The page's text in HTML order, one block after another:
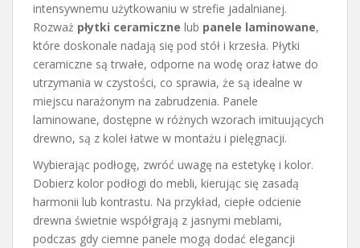
intensywnemu użytkowaniu w strefie jadalnianej.
Rozważ płytki ceramiczne lub panele laminowane,
które doskonale nadają się pod stół i krzesła. Płytki
ceramiczne są trwałe, odporne na wodę oraz łatwe do
utrzymania w czystości, co sprawia, że są idealne w
miejscu narażonym na zabrudzenia. Panele
laminowane, dostępne w różnych wzorach imituujących
drewno, są z kolei łatwe w montażu i pielęgnacji.
Wybierając podłogę, zwróć uwagę na estetykę i kolor.
Dobierz kolor podłogi do mebli, kierując się zasadą
harmonii lub kontrastu. Na przykład, ciepłe odcienie
drewna świetnie współgrają z jasnymi meblami,
podczas gdy ciemne panele mogą dodać elegancji